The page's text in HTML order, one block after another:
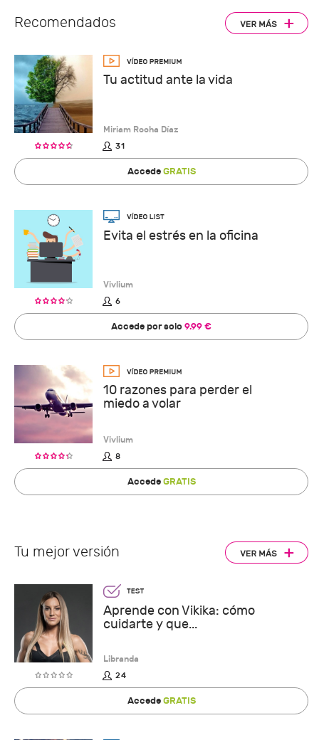
Recomendados
Tu actitud ante la vida
Miriam Rocha Díaz
31
AccedeGRATIS
Evita el estrés en la oficina
Vivlium
6
Accede por solo9.99 €
10 razones para perder el
miedo a volar
Vivlium
8
AccedeGRATIS
Tu mejor versión
Aprende con Vikika: cómo
cuidarte y que...
Libranda
24
AccedeGRATIS